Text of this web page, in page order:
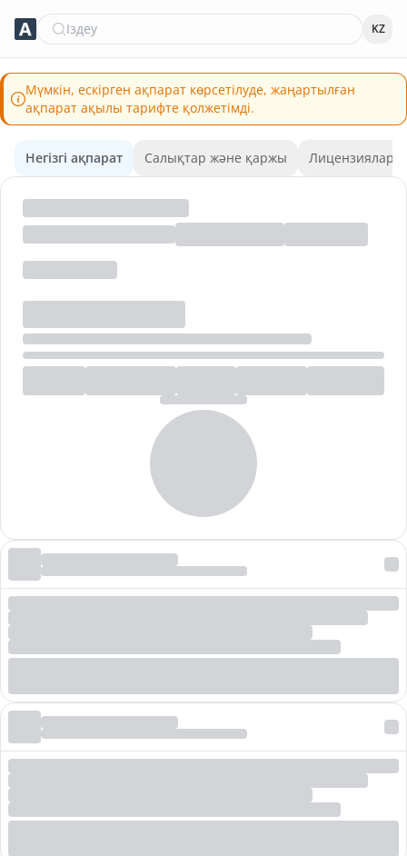
Іздеу KZ
Мүмкін, ескірген ақпарат көрсетілуде, жаңартылған
ақпарат ақылы тарифте қолжетімді.
Негізгі ақпарат Салықтар және қаржы Лицензиялар